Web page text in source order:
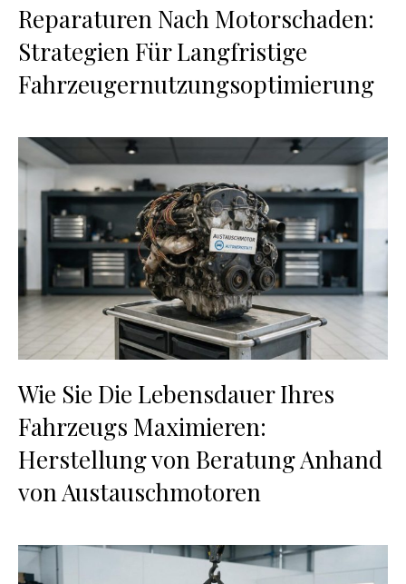
Reparaturen Nach Motorschaden:
Strategien Für Langfristige
Fahrzeugernutzungsoptimierung
Wie Sie Die Lebensdauer Ihres
Fahrzeugs Maximieren:
Herstellung von Beratung Anhand
von Austauschmotoren